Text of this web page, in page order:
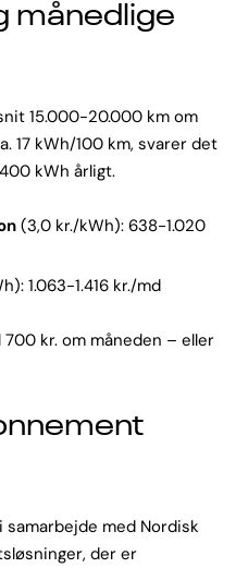
månedlige
15.000-20.000 km om
17 kWh/100 km, svarer det
kWh årligt.
(3,0 kr./kWh): 638-1.020
1.063-1.416 kr./md
kr. om måneden – eller
samarbejde med Nordisk
der er